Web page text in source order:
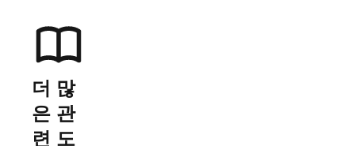
더 많
은 관
련 도